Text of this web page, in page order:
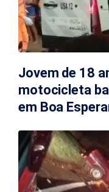
Jovem de 18
motocicleta
em Boa